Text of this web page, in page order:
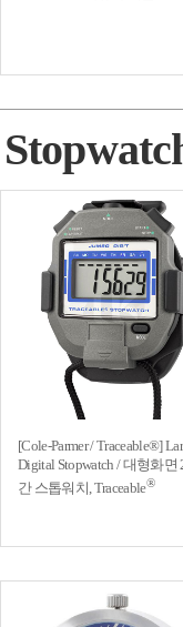
[Cole-Parmer / Traceable®]
Digital Stopwatch / 대형화면
간 스톱워치, Traceable®